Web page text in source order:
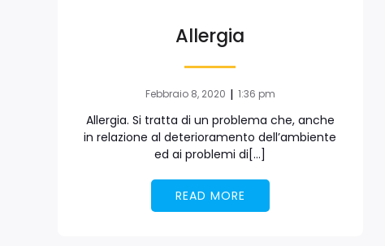
Allergia
Febbraio 8, 2020 | 1:36 pm
Allergia. Si tratta di un problema che, anche
in relazione al deterioramento dell’ambiente
ed ai problemi di[…]
READ MORE